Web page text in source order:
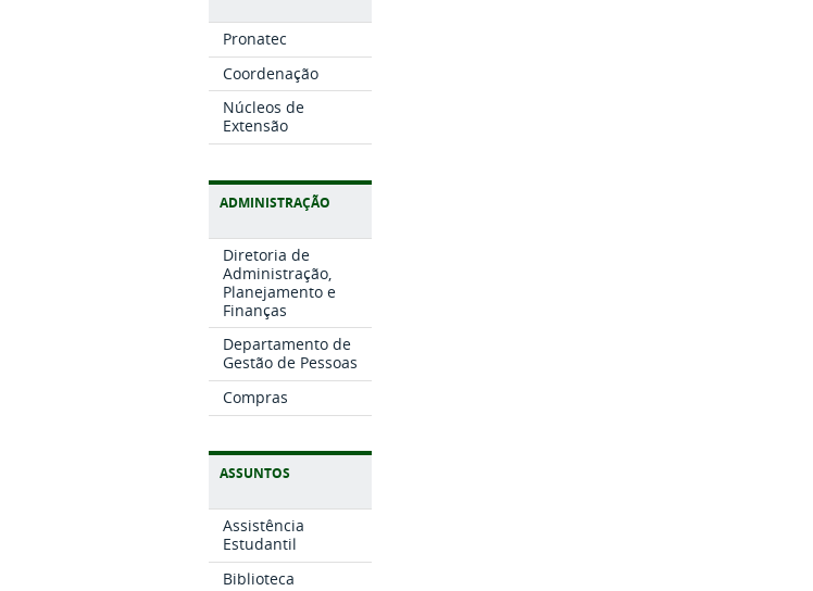
Pronatec
Coordenação
Núcleos de
Extensão
ADMINISTRAÇÃO
Diretoria de
Administração,
Planejamento e
Finanças
Departamento de
Gestão de Pessoas
Compras
ASSUNTOS
Assistência
Estudantil
Biblioteca